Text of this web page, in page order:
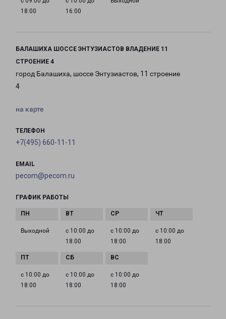
18:00
16:00
БАЛАШИХА ШОССЕ ЭНТУЗИАСТОВ ВЛАДЕНИЕ 11
СТРОЕНИЕ 4
город Балашиха, шоссе Энтузиастов, 11 строение
4
на карте
ТЕЛЕФОН
+7(495) 660-11-11
EMAIL
pecom@pecom.ru
ГРАФИК РАБОТЫ
Выходной
с 10:00 до
18:00
с 10:00 до
18:00
с 10:00 до
18:00
с 10:00 до
18:00
с 10:00 до
18:00
с 10:00 до
18:00